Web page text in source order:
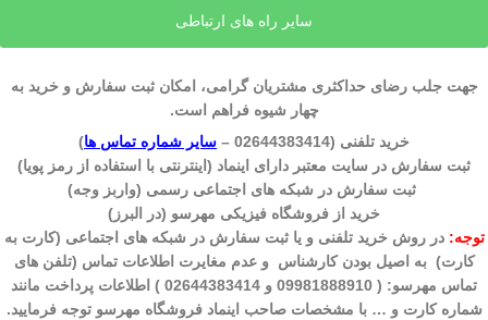
سایر راه های ارتباطی
جهت جلب رضای حداکثری مشتریان گرامی، امکان ثبت سفارش و خرید به
چهار شیوه فراهم است.
خرید تلفنی (02644383414 –
سایر شماره تماس ها)
ثبت سفارش در سایت معتبر دارای اینماد (اینترنتی با استفاده از رمز پویا)
ثبت سفارش در شبکه های اجتماعی رسمی (واربز وجه)
خرید از فروشگاه فیزیکی مهرسو (در البرز)
توجه: در روش خرید تلفنی و یا ثبت سفارش در شبکه های اجتماعی (کارت به
کارت) به اصیل بودن کارشناس و عدم مغایرت اطلاعات تماس (تلفن های
تماس مهرسو: ( 09981888910 و 02644383414 ) اطلاعات پرداخت مانند
شماره کارت و … با مشخصات صاحب اینماد فروشگاه مهرسو توجه فرمایید.